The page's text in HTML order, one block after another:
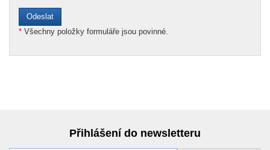
* Všechny položky formuláře jsou povinné.
Přihlášení do newsletteru